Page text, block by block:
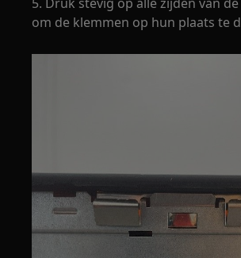
om de klemmen op hun plaats te